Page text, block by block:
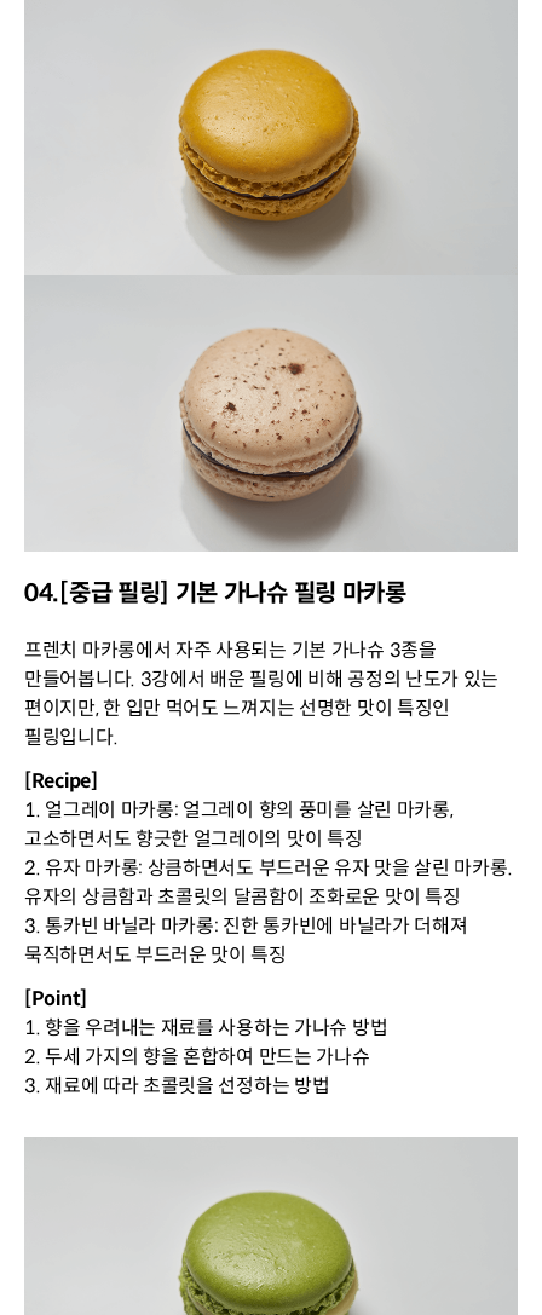
04.[중급 필링] 기본 가나슈 필링 마카롱
프렌치 마카롱에서 자주 사용되는 기본 가나슈 3종을
만들어봅니다. 3강에서 배운 필링에 비해 공정의 난도가 있는
편이지만, 한 입만 먹어도 느껴지는 선명한 맛이 특징인
필링입니다.
[Recipe]
1. 얼그레이 마카롱: 얼그레이 향의 풍미를 살린 마카롱,
고소하면서도 향긋한 얼그레이의 맛이 특징
2. 유자 마카롱: 상큼하면서도 부드러운 유자 맛을 살린 마카롱.
유자의 상큼함과 초콜릿의 달콤함이 조화로운 맛이 특징
3. 통카빈 바닐라 마카롱: 진한 통카빈에 바닐라가 더해져
묵직하면서도 부드러운 맛이 특징
[Point]
1. 향을 우려내는 재료를 사용하는 가나슈 방법
2. 두세 가지의 향을 혼합하여 만드는 가나슈
3. 재료에 따라 초콜릿을 선정하는 방법